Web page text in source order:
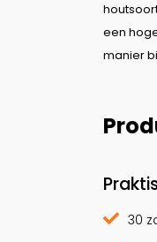
een
manier
30